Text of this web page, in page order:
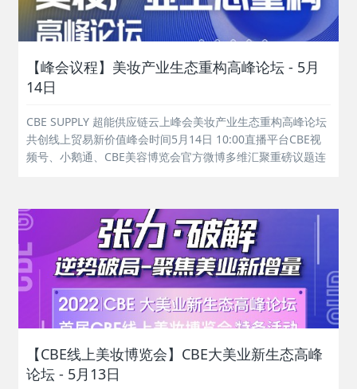
【峰会议程】美妆产业生态重构高峰论坛 - 5月
14日
CBE SUPPLY 超能供应链云上峰会美妆产业生态重构高峰论坛
共创线上贸易新价值峰会时间5月14日 10:00直播平台CBE视
频号、小鹅通、CBE美容博览会官方微博多维汇聚重磅议题连
空论道健...
【CBE线上美妆博览会】CBE大美业新生态高峰
论坛 - 5月13日